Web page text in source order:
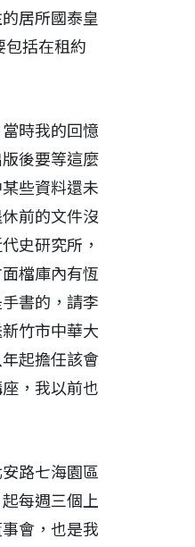
居所國泰皇
包括在租約
時我的回憶
後要等這麼
些資料還未
前的文件沒
史研究所，
檔庫內有恆
書的，請李
竹市中華大
起擔任該會
，我以前也
路七海園區
每週三個上
會，也是我